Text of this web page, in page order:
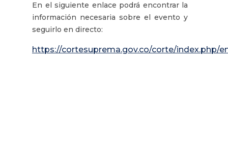
En el siguiente enlace podrá encontrar la
información necesaria sobre el evento y
seguirlo en directo:
https://cortesuprema.gov.co/corte/index.php/